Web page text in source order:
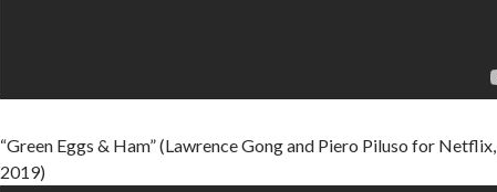
“Green Eggs & Ham” (Lawrence Gong and Piero Piluso for Netflix,
2019)